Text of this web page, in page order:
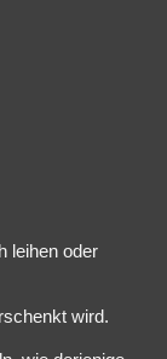
leihen oder
wird.